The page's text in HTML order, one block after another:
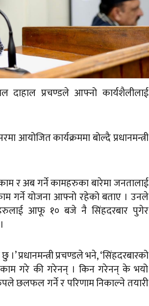
दाहाल प्रचण्डले आफ्नो कार्यशैलीलाई
आयोजित कार्यक्रममा बोल्दै प्रधानमन्त्री
काम र अब गर्ने कामहरुका बारेमा जनतालाई
गर्ने योजना आफ्नो रहेको बताए । उनले
आफू १० बजे नै सिंहदरबार पुगेर
प्रधानमन्त्री प्रचण्डले भने, ‘सिंहदरबारको
काम गरे की गरेनन् । किन गरेनन् के भयो
छलफल गर्ने र परिणाम निकाल्ने तयारी